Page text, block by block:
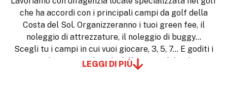
che ha accordi con i principali campi da golf della
Costa del Sol. Organizzeranno i tuoi green fee, il
noleggio di attrezzature, il noleggio di buggy…
Scegli tu i campi in cui vuoi giocare, 3, 5, 7… E goditi i
migliori campi da golf della Costa del Sol!
Soggiorna allo Spirit Hotel Benalmádena Beach, un
LEGGI DI PIÙ